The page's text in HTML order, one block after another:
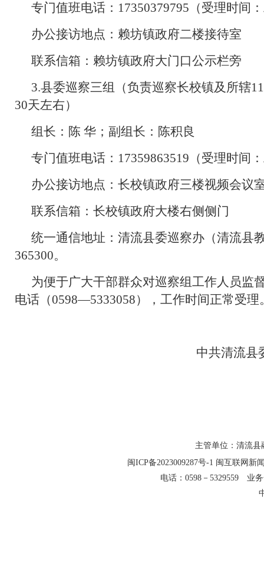
专门值班电话：17350379795（受理时间
办公接访地点：赖坊镇政府二楼接待室
联系信箱：赖坊镇政府大门口公示栏旁
3.县委巡察三组（负责巡察长校镇及所辖
30天左右）
组长：陈 华；副组长：陈积良
专门值班电话：17359863519（受理时间
办公接访地点：长校镇政府三楼视频会议
联系信箱：长校镇政府大楼右侧侧门
统一通信地址：清流县委巡察办（清流县
365300。
为便于广大干部群众对巡察组工作人员监
电话（0598—5333058），工作时间正常受理
中共清流县
主管单位：清流县
闽ICP备2023009287号-1 闽互联网新
电话：0598－5329559 业